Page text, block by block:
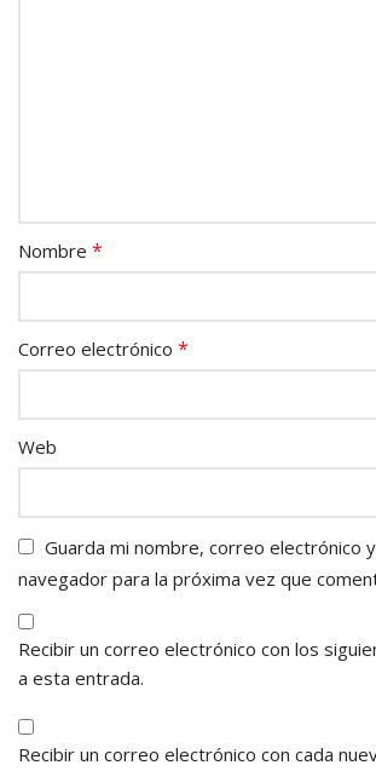
Nombre *
Correo electrónico *
Web
Guarda mi nombre, correo electrónico
navegador para la próxima vez que
Recibir un correo electrónico con los
a esta entrada.
Recibir un correo electrónico con cada